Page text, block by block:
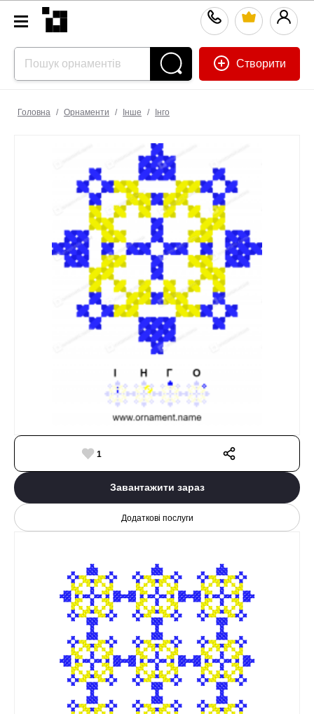
Створити
Головна / Орнаменти / Інше / Інго
1
Завантажити зараз
Додаткові послуги